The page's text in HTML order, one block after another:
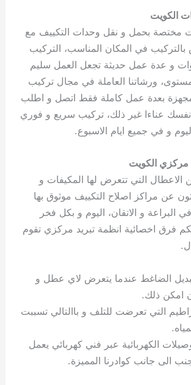
الكويت
مختصة بحمل و نقل وحدات التكييف مع
في المكان المناسب، التركيب
و عدة عمل حديثة تجعل العمل سليم
ورشاتنا العاملة في مجال تركيب
بعدة عمل كاملة فقط اتصل و اطلب
عناءا غير ذلك، تركيب سريع و فوري
و في جميع ايام الاسبوع.
الكويت
الاعطال التي تتعرض لها المكيفات و
عن مراكز اصلاح التكييف موثوق بها
البراعة و الاتقان، اليوم و بكل فخر
فرق اخصائية انظمة تبريد مركزي تقوم
الضاغط عندما يتعرض لاي عطل و
امكن ذلك.
التي تعرضت للتلف و باالتالي تسببت
الكهربائية عبر فني كهربائي يعمل
الى جانب كوادرنا المميزة.